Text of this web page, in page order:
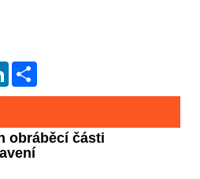
LinkedIn
obráběcí části